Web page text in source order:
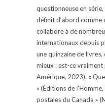
questionneuse en
définit d’abord comme
collabore à de
internationaux depuis
une quinzaine de
mieux : est-ce vraiment
Amérique, 2023), «
» (Éditions de
postales du Canada »